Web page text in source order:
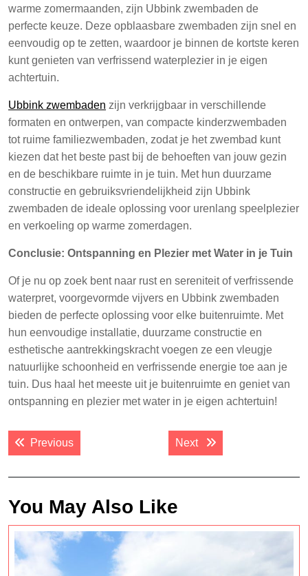
warme zomermaanden, zijn Ubbink zwembaden de
perfecte keuze. Deze opblaasbare zwembaden zijn snel en
eenvoudig op te zetten, waardoor je binnen de kortste keren
kunt genieten van verfrissend waterplezier in je eigen
achtertuin.
Ubbink zwembaden zijn verkrijgbaar in verschillende
formaten en ontwerpen, van compacte kinderzwembaden
tot ruime familiezwembaden, zodat je het zwembad kunt
kiezen dat het beste past bij de behoeften van jouw gezin
en de beschikbare ruimte in je tuin. Met hun duurzame
constructie en gebruiksvriendelijkheid zijn Ubbink
zwembaden de ideale oplossing voor urenlang speelplezier
en verkoeling op warme zomerdagen.
Conclusie: Ontspanning en Plezier met Water in je Tuin
Of je nu op zoek bent naar rust en sereniteit of verfrissende
waterpret, voorgevormde vijvers en Ubbink zwembaden
bieden de perfecte oplossing voor elke buitenruimte. Met
hun eenvoudige installatie, duurzame constructie en
esthetische aantrekkingskracht voegen ze een vleugje
natuurlijke schoonheid en verfrissende energie toe aan je
tuin. Dus haal het meeste uit je buitenruimte en geniet van
ontspanning en plezier met water in je eigen achtertuin!
Post
navigation
PreviousPrevious post: Next Next post:
You May Also Like